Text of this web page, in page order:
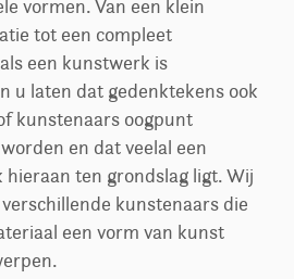
vormen. Van een klein
tot een compleet
een kunstwerk is
u laten dat gedenktekens ook
kunstenaars oogpunt
en dat veelal een
hieraan ten grondslag ligt. Wij
kunstenaars die
een vorm van kunst